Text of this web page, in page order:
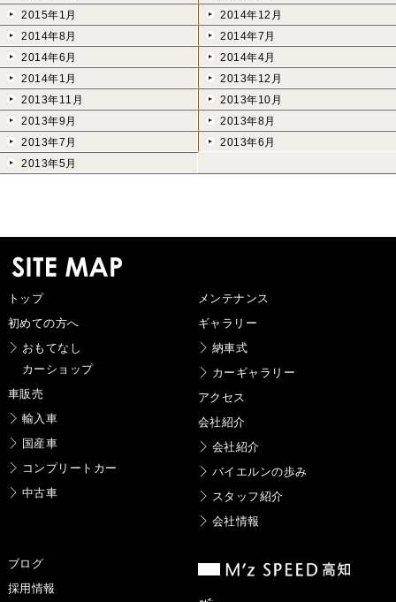
2015年1月
2014年12月
2014年8月
2014年7月
2014年6月
2014年4月
2014年1月
2013年12月
2013年11月
2013年10月
2013年9月
2013年8月
2013年7月
2013年6月
2013年5月
トップ
初めての方へ
おもてなし
カーショップ
車販売
輸入車
国産車
コンプリートカー
中古車
メンテナンス
ギャラリー
納車式
カーギャラリー
アクセス
会社紹介
会社紹介
バイエルンの歩み
スタッフ紹介
会社情報
ブログ
採用情報